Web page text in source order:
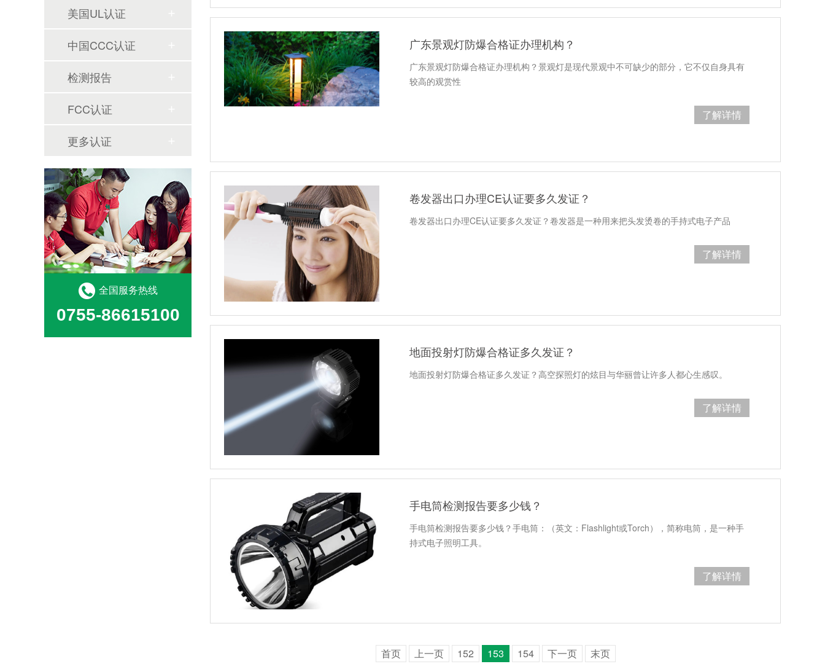
广东景观灯防爆合格证办理机构？
广东景观灯防爆合格证办理机构？景观灯是现代景观中不可缺少的部分，它不仅自身具有
较高的观赏性
了解详情
卷发器出口办理CE认证要多久发证？
卷发器出口办理CE认证要多久发证？卷发器是一种用来把头发烫卷的手持式电子产品
了解详情
地面投射灯防爆合格证多久发证？
地面投射灯防爆合格证多久发证？高空探照灯的炫目与华丽曾让许多人都心生感叹。
了解详情
手电筒检测报告要多少钱？
手电筒检测报告要多少钱？手电筒：（英文：Flashlight或Torch），简称电筒，是一种手
持式电子照明工具。
了解详情
首页 上一页 152 153 154 下一页 末页
美国UL认证
中国CCC认证
检测报告
FCC认证
更多认证
全国服务热线
0755-86615100